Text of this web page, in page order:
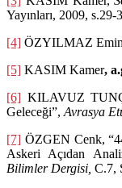
Yayınları, 2009, s.29-
[4] ÖZYILMAZ
[5] KASIM Kamer,
[6] KILAVUZ
Geleceği”, Avrasya
[7] ÖZGEN Cenk,
Askeri Açıdan
Bilimler Dergisi, C.7,